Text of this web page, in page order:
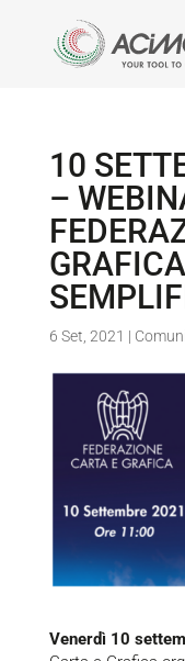
10
–
6 Set, 2021 |
Venerdì 10